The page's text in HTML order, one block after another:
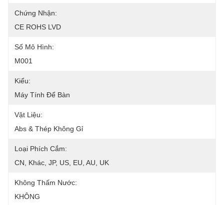
Chứng Nhận:
CE ROHS LVD
Số Mô Hình:
M001
Kiểu:
Máy Tính Để Bàn
Vật Liệu:
Abs & Thép Không Gỉ
Loại Phích Cắm:
CN, Khác, JP, US, EU, AU, UK
Không Thấm Nước:
KHÔNG